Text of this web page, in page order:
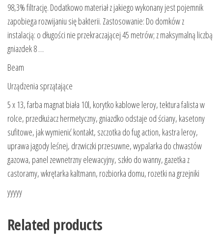
98,3% filtrację. Dodatkowo materiał z jakiego wykonany jest pojemnik
zapobiega rozwijaniu się bakterii. Zastosowanie: Do domków z
instalacją: o długości nie przekraczającej 45 metrów; z maksymalną liczbą
gniazdek 8 …
Beam
Urządzenia sprzątające
5 x 13, farba magnat biała 10l, korytko kablowe leroy, tektura falista w
rolce, przedłużacz hermetyczny, gniazdko odstaje od ściany, kasetony
sufitowe, jak wymienić kontakt, szczotka do fug action, kastra leroy,
uprawa jagody leśnej, drzwiczki przesuwne, wypalarka do chwastów
gazowa, panel zewnetrzny elewacyjny, szkło do wanny, gazetka z
castoramy, wkrętarka kaltmann, rozbiorka domu, rozetki na grzejniki
yyyyy
Related products